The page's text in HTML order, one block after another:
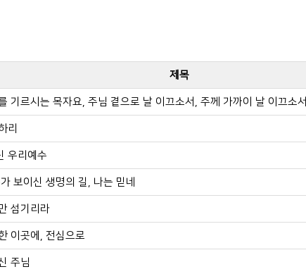
제목
기르시는 목자요, 주님 곁으로 날 이끄소서, 주께 가까이 날 이끄소서
리
우리예수
보이신 생명의 길, 나는 믿네
섬기리라
이곳에, 전심으로
주님